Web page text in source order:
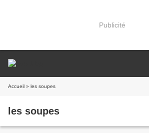
Publicité
Accueil » les soupes
les soupes